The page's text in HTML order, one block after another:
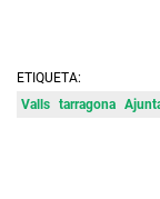
ETIQUETA:
Valls tarragona